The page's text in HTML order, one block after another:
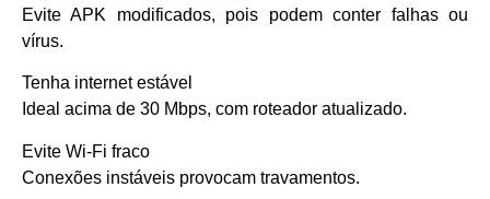
Evite APK modificados, pois podem conter falhas ou
vírus.
Tenha internet estável
Ideal acima de 30 Mbps, com roteador atualizado.
Evite Wi-Fi fraco
Conexões instáveis provocam travamentos.